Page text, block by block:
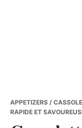
APPETIZERS /
RAPIDE ET